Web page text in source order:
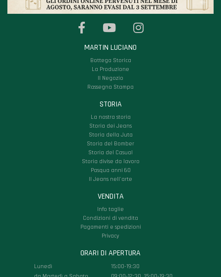
MARTIN LUCIANO
Bottega Storica
La Produzione
Il Negozio
Rassegna Stampa
STORIA
La nostra storia
Storia dei Jeans
Storia della Juta
Storia del Bomber
Storia del Casual
Storia divise da lavoro
Pasqua anni 60
Il Jeans nell'arte
VENDITA
Info taglie
Condizioni di vendita
Pagamenti e spedizioni
Privacy
ORARI DI APERTURA
Lunedì
15:00-19:30